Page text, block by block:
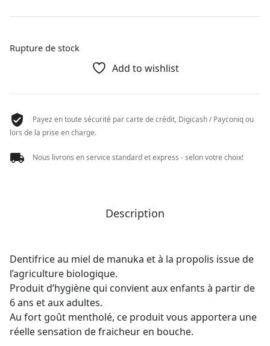
Rupture de stock
Add to wishlist
Payez en toute sécurité par carte de crédit, Digicash / Payconiq ou
lors de la prise en charge.
Nous livrons en service standard et express - selon votre choix!
Description
Dentifrice au miel de manuka et à la propolis issue de
l’agriculture biologique.
Produit d’hygiène qui convient aux enfants à partir de
6 ans et aux adultes.
Au fort goût mentholé, ce produit vous apportera une
réelle sensation de fraicheur en bouche.